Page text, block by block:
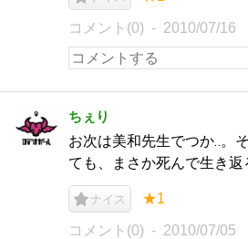
コメント(0) 2010/07/16
ちぇり
お次は美和先生でつか‥。
ても、まさか死んで生き返
ナイス ★1
コメント(0) 2010/07/05